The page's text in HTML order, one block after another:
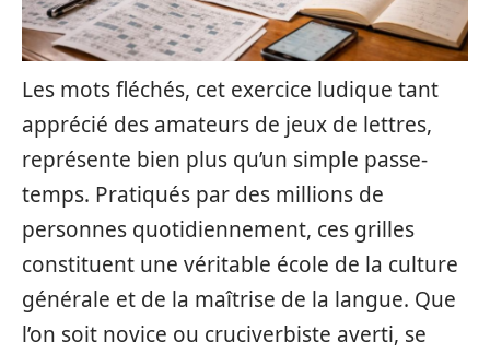
Les mots fléchés, cet exercice ludique tant
apprécié des amateurs de jeux de lettres,
représente bien plus qu’un simple passe-
temps. Pratiqués par des millions de
personnes quotidiennement, ces grilles
constituent une véritable école de la culture
générale et de la maîtrise de la langue. Que
l’on soit novice ou cruciverbiste averti, se